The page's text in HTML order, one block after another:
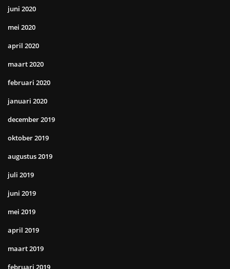
juni 2020
mei 2020
april 2020
maart 2020
februari 2020
januari 2020
december 2019
oktober 2019
augustus 2019
juli 2019
juni 2019
mei 2019
april 2019
maart 2019
februari 2019